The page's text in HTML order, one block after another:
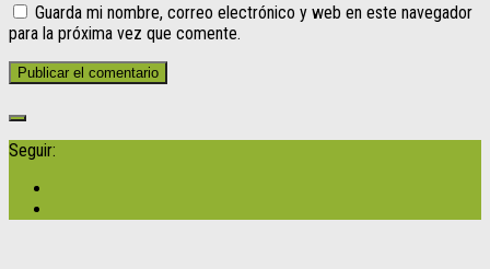
Guarda mi nombre, correo electrónico y web en este navegador
para la próxima vez que comente.
Seguir: